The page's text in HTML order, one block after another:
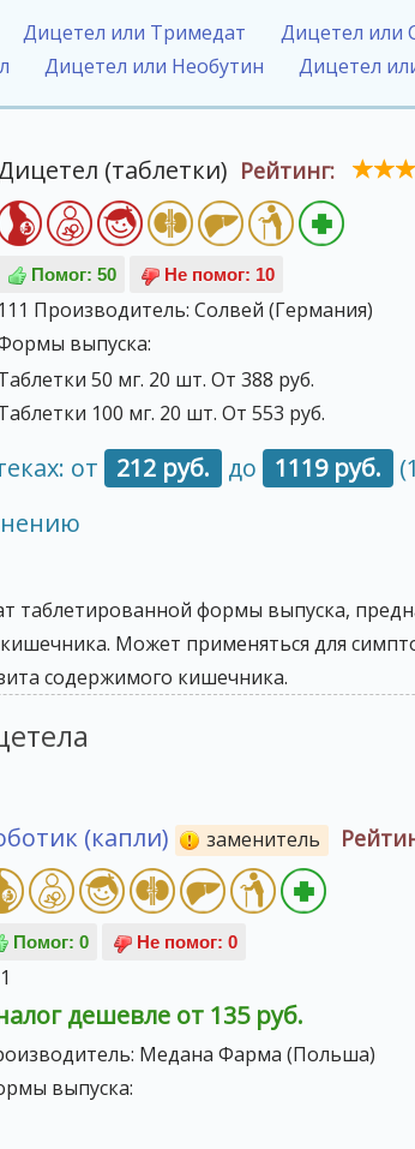
Дицетел или Тримедат
Дицетел или
Дицетел или Необутин Дицетел
(таблетки) Рейтинг:
111 Производитель: Солвей (Германия)
выпуска:
50 мг. 20 шт. От 388 руб.
100 мг. 20 шт. От 553 руб.
от 212 руб. до 1119 руб.
таблетированной формы выпуска,
Может применяться для
содержимого кишечника.
(капли) заменитель
дешевле от 135 руб.
Медана Фарма (Польша)
выпуска: